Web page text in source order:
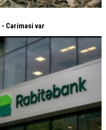
- Cəriməsi var